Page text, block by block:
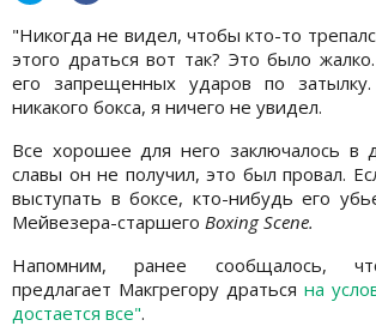
"Никогда не видел, чтобы кто-то
этого драться вот так? Это было
его запрещенных ударов по
никакого бокса, я ничего не увидел.
Все хорошее для него заключалось в
славы он не получил, это был провал.
выступать в боксе, кто-нибудь его
Мейвезера-старшего Boxing Scene.
Напомним, ранее сообщалось,
предлагает Макгрегору драться на
достается все".